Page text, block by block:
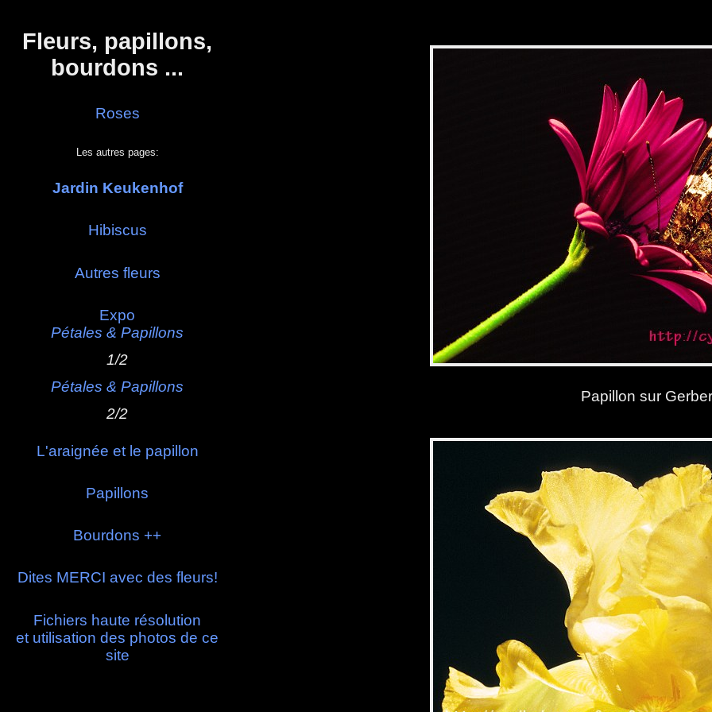
Fleurs, papillons,
bourdons ...
Roses
Les autres pages:
Jardin Keukenhof
Hibiscus
Autres fleurs
Expo
Pétales & Papillons
1/2
Pétales & Papillons
2/2
L'araignée et le papillon
Papillons
Bourdons ++
Dites MERCI avec des fleurs!
Fichiers haute résolution
et utilisation des photos de ce
site
Papillon sur